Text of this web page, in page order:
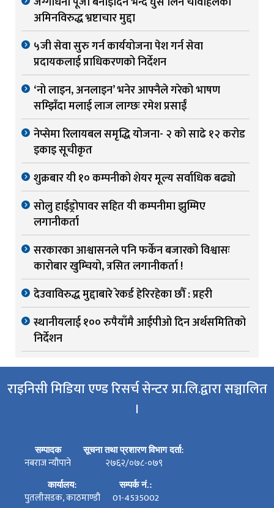
अमिनविरुद्ध भ्रष्टाचार मुद्दा
५जी सेवा सुरु गर्न कार्ययोजना पेश गर्न सेवा
प्रदायकलाई प्राधिकरणको निर्देशन
‘नो लाइन, अनलाइन’ भनेर आफ्नैले गरेको भाषण
सम्झिँदा मलाई लाज लाग्छः रमेश प्रसाईं
नेप्सेमा रिलायबल समृद्धि योजना- २ को साढे १२ करोड
इकाइ सूचीकृत
शुक्रबार यी १० कम्पनीको शेयर मूल्य सर्वाधिक बढ्यो
सोलु हाईड्रोपावर सहित यी कम्पनीमा झुम्मिए
लगानीकर्ता
सरकारका आश्वासनले पनि फर्केन बजारको विश्वासः
कारोबार खुम्चियो, त्रसित लगानीकर्ता !
देउवाविरुद्ध मुद्दाबारे रेकर्ड हेरिरहेका छौँ : प्रहरी
स्थानीयलाई १०० रुपैयाँमै आईपीओ दिन अर्थसमितिको
निर्देशन
राइनिसी मिडिया एण्ड रिसर्च सेन्टर प्रा.लि.द्वारा सञ्चालित
।
सम्पादक
नबराज न्यौपाने
सूचना तथा प्रशारण विभाग दर्ता:
२७६२/०७८-०७९
कार्यालय:
पुतलीसडक, काठमाण्डौ
सम्पर्क नं.:
01-4535002